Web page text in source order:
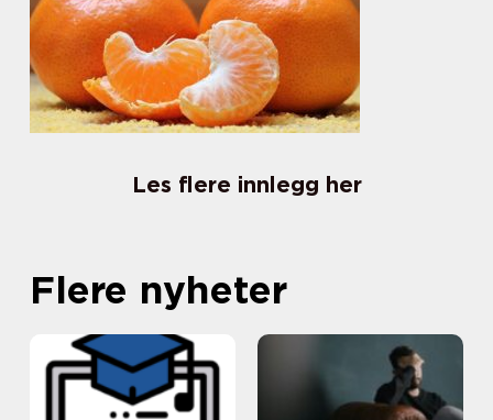
Les flere innlegg her
Flere nyheter